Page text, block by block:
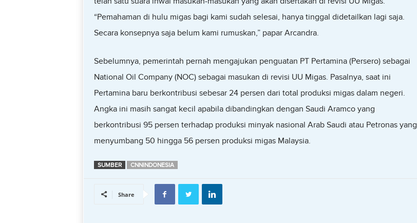
“Pemahaman di hulu migas bagi kami sudah selesai, hanya tinggal didetailkan lagi saja.
Secara konsepnya saja belum kami rumuskan,” papar Arcandra.
Sebelumnya, pemerintah pernah mengajukan penguatan PT Pertamina (Persero) sebagai
National Oil Company (NOC) sebagai masukan di revisi UU Migas. Pasalnya, saat ini
Pertamina baru berkontribusi sebesar 24 persen dari total produksi migas dalam negeri.
Angka ini masih sangat kecil apabila dibandingkan dengan Saudi Aramco yang
berkontribusi 95 persen terhadap produksi minyak nasional Arab Saudi atau Petronas yang
menyumbang 50 hingga 56 persen produksi migas Malaysia.
SUMBER CNNINDONESIA
Share